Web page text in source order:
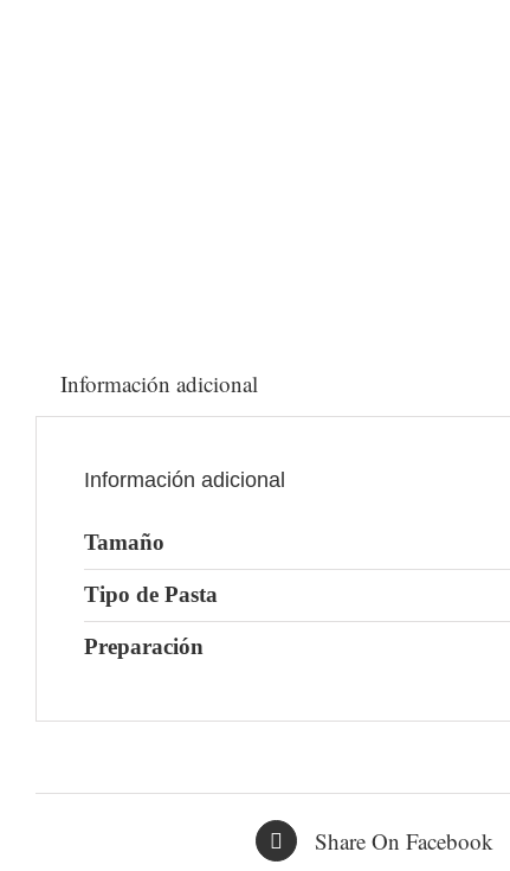
Información adicional
Información adicional
Tamaño
Tipo de Pasta
Preparación
Share On Facebook